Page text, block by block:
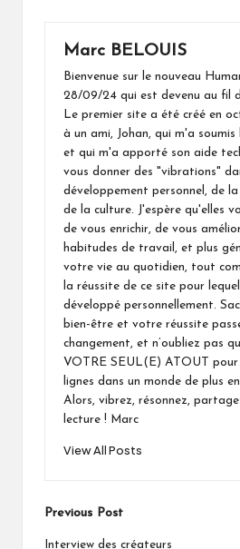
Marc BELOUIS
Bienvenue sur le nouveau
28/09/24 qui est devenu au fil
Le premier site a été créé en
à un ami, Johan, qui m'a
et qui m'a apporté son aide
vous donner des "vibrations"
développement personnel, de
de la culture. J'espère qu'elles
de vous enrichir, de vous
habitudes de travail, et plus
votre vie au quotidien, tout
la réussite de ce site pour
développé personnellement.
bien-être et votre réussite
changement, et n’oubliez pas
VOTRE SEUL(E) ATOUT
lignes dans un monde de plus
Alors, vibrez, résonnez,
lecture ! Marc
View All Posts
Post
Previous Post
Interview des créateurs